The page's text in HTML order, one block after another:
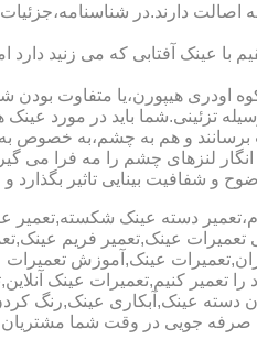
اصالت دارند.در
عینک آفتابی که می زنید
هیپورن،یا متفاوت بودن
تزئینی.شما باید در مورد عینک
و هم به چشم،به خصوص
انگار لنزهای چشم را مه
و شفافیت بینایی تاثیر
دسته عینک
تعمیرات عینک,تعمیر فریم
عینک,آموزش
کنیم,تعمیرات عینک
دسته عینک,آبکاری
صرفه جویی در وقت شما